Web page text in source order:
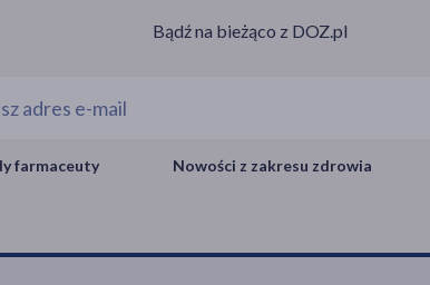
Bądź na bieżąco z DOZ.pl
farmaceuty Nowości z zakresu zdrowia